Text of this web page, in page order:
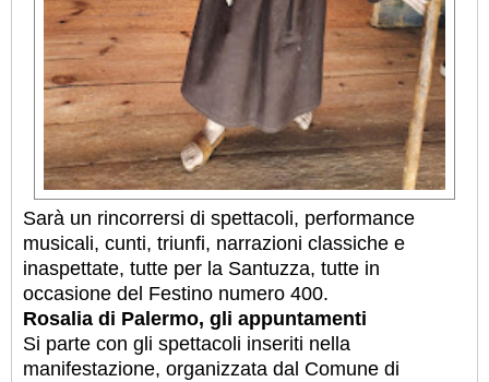
Sarà un rincorrersi di spettacoli, performance
musicali, cunti, triunfi, narrazioni classiche e
inaspettate, tutte per la Santuzza, tutte in
occasione del Festino numero 400.
Rosalia di Palermo, gli appuntamenti
Si parte con gli spettacoli inseriti nella
manifestazione, organizzata dal Comune di